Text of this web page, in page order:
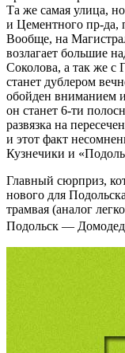
Та же самая улица,
и Цементного пр-да,
Вообще, на
возлагает большие
Соколова, а так же с
станет дублером
обойден вниманием
он станет 6-ти
развязка на
и этот факт
Кузнечики и
Главный сюрприз,
нового для
трамвая (аналог
Подольск —